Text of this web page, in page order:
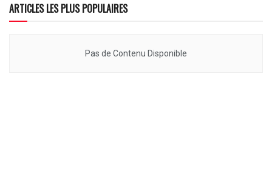
ARTICLES LES PLUS POPULAIRES
Pas de Contenu Disponible